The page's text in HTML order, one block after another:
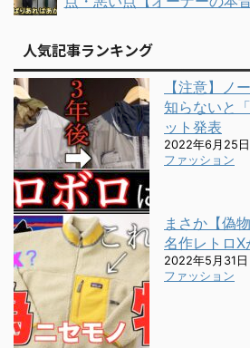
人気記事ランキング
【注意】ノ
知らないと
ット発表
2022年6月25
ファッション
まさか【偽
名作レトロX
2022年5月31
ファッション